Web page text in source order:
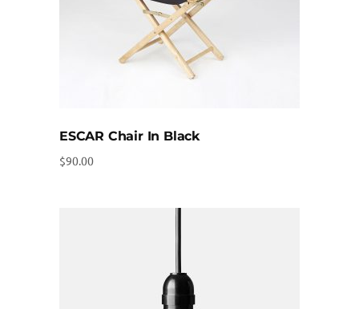
ESCAR Chair In Black
$90.00